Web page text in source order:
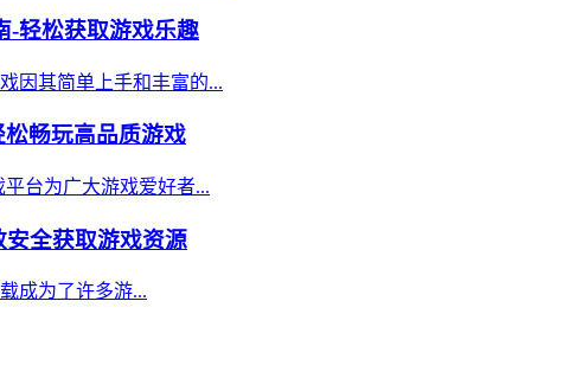
-轻松获取游戏乐趣
因其简单上手和丰富的...
畅玩高品质游戏
台为广大游戏爱好者...
全获取游戏资源
成为了许多游...